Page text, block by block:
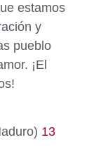
estamos
y
pueblo
¡El
13